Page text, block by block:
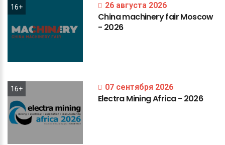
16+ 26 августа 2026
ChinamachineryfairMoscow
- 2026
16+ 07 сентября 2026
ElectraMiningAfrica- 2026